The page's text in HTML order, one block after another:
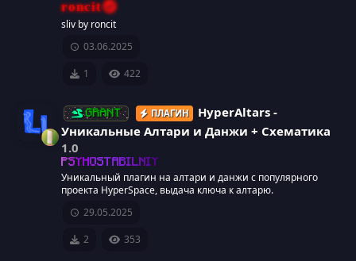
р
к
а
roncit
sliv by roncit
03.06.2025
1
422
GRANT ПЛАГИН
HyperAltars -
Уникальные Алтари и Данжи + Схематика
1.0
PSYHOSTABILNIY
Уникальный плагин на алтари и данжи с популярного
проекта HyperSpace, выдача ключа к алтарю.
29.05.2025
2
353